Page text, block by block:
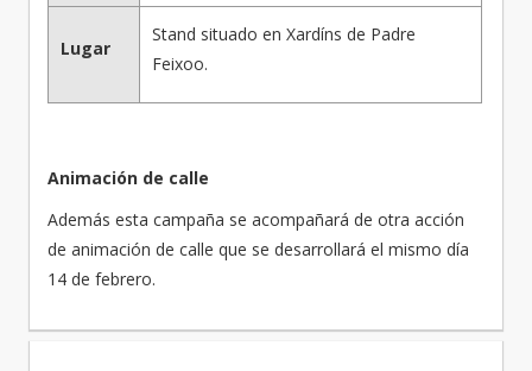
Lugar
Stand situado en Xardíns de Padre
Feixoo.
Animación de calle
Además esta campaña se acompañará de otra acción
de animación de calle que se desarrollará el mismo día
14 de febrero.